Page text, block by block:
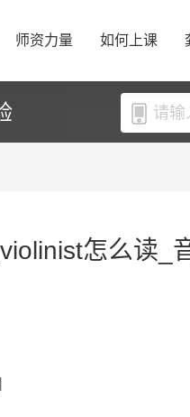
师资力量 如何上课
怎么读_音